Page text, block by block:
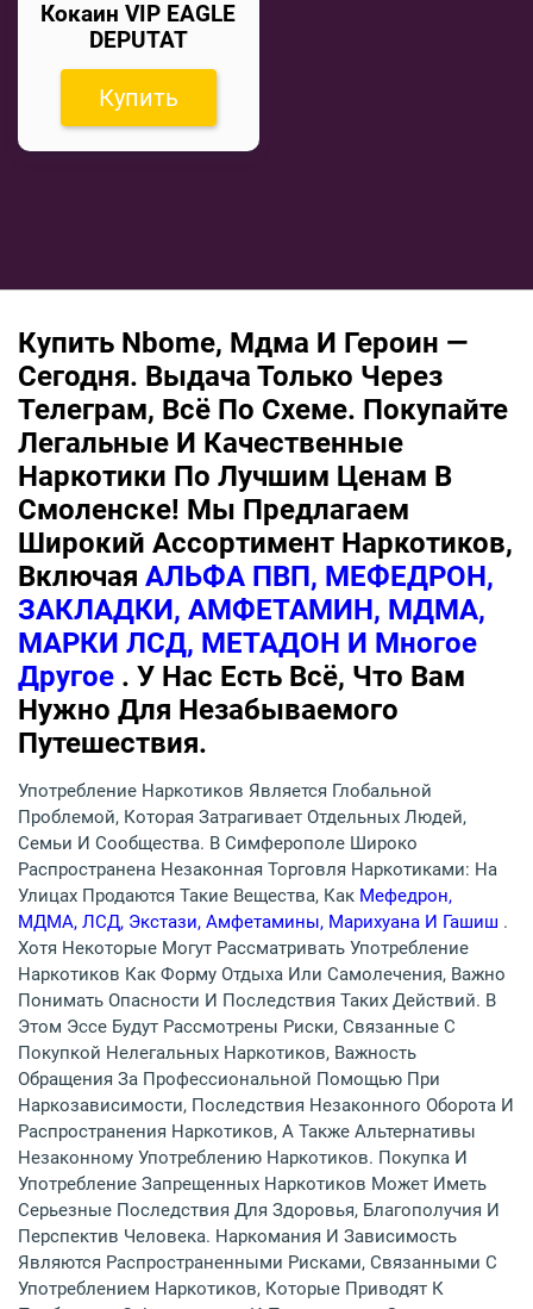
Кокаин VIP EAGLE
DEPUTAT
Купить
Купить Nbome, Мдма И Героин —
Сегодня. Выдача Только Через
Телеграм, Всё По Схеме. Покупайте
Легальные И Качественные
Наркотики По Лучшим Ценам В
Смоленске! Мы Предлагаем
Широкий Ассортимент Наркотиков,
Включая АЛЬФА ПВП, МЕФЕДРОН,
ЗАКЛАДКИ, АМФЕТАМИН, МДМА,
МАРКИ ЛСД, МЕТАДОН И Многое
Другое . У Нас Есть Всё, Что Вам
Нужно Для Незабываемого
Путешествия.
Употребление Наркотиков Является Глобальной
Проблемой, Которая Затрагивает Отдельных Людей,
Семьи И Сообщества. В Симферополе Широко
Распространена Незаконная Торговля Наркотиками: На
Улицах Продаются Такие Вещества, Как Мефедрон,
МДМА, ЛСД, Экстази, Амфетамины, Марихуана И Гашиш .
Хотя Некоторые Могут Рассматривать Употребление
Наркотиков Как Форму Отдыха Или Самолечения, Важно
Понимать Опасности И Последствия Таких Действий. В
Этом Эссе Будут Рассмотрены Риски, Связанные С
Покупкой Нелегальных Наркотиков, Важность
Обращения За Профессиональной Помощью При
Наркозависимости, Последствия Незаконного Оборота И
Распространения Наркотиков, А Также Альтернативы
Незаконному Употреблению Наркотиков. Покупка И
Употребление Запрещенных Наркотиков Может Иметь
Серьезные Последствия Для Здоровья, Благополучия И
Перспектив Человека. Наркомания И Зависимость
Являются Распространенными Рисками, Связанными С
Употреблением Наркотиков, Которые Приводят К